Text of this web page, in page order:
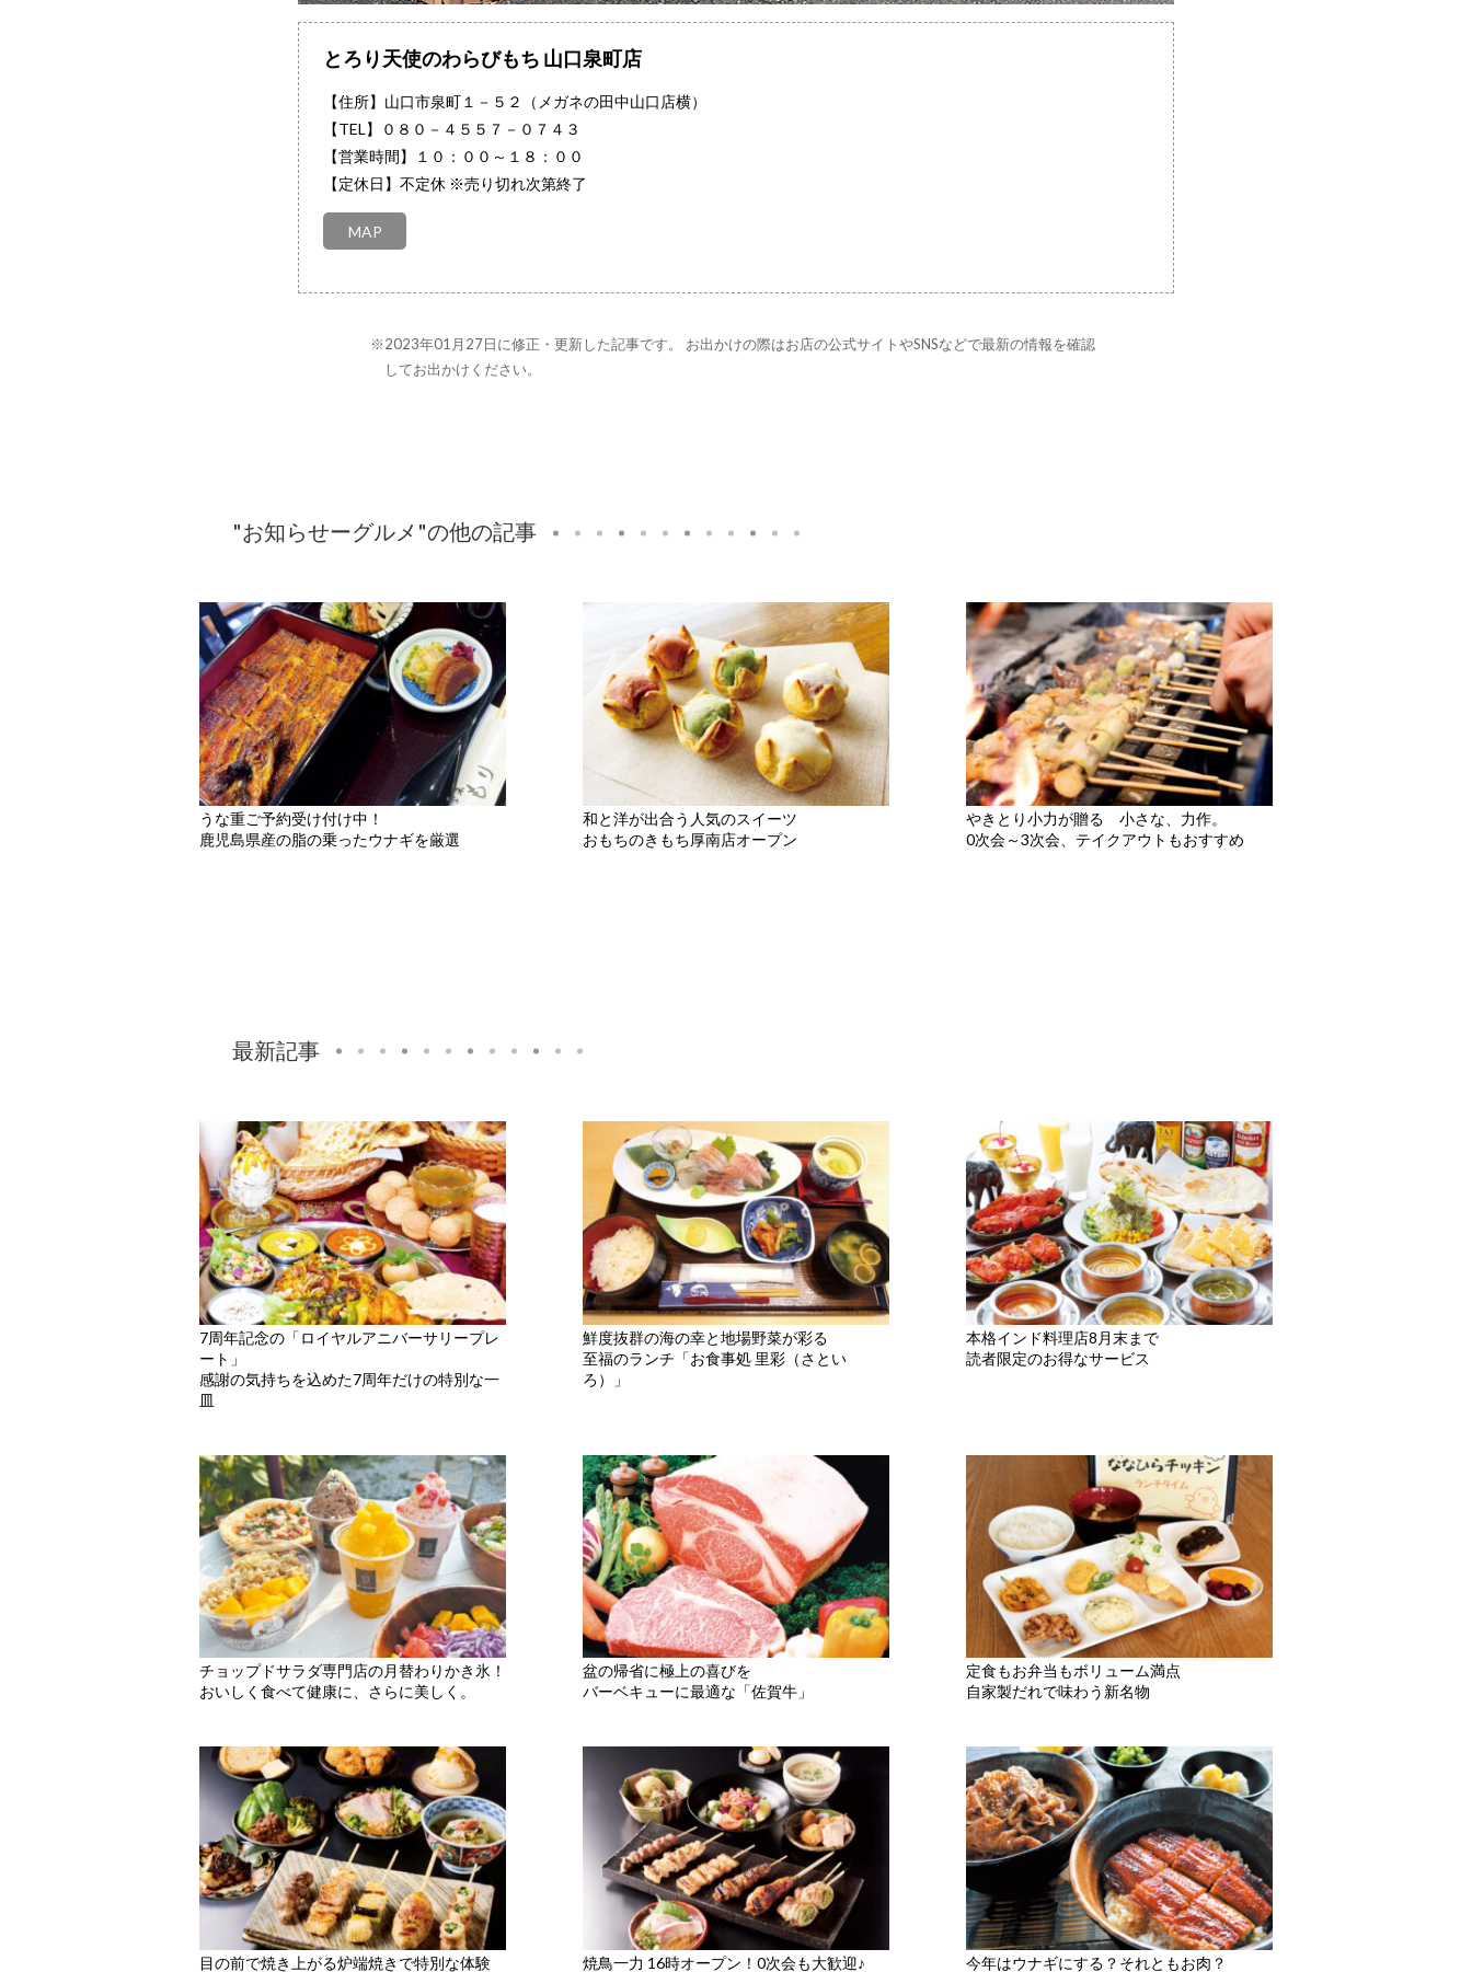
とろり天使のわらびもち 山口泉町店
【住所】山口市泉町１－５２（メガネの田中山口店横）
【TEL】
０８０－４５５７－０７４３
【営業時間】１０：００～１８：００
【定休日】不定休 ※売り切れ次第終了
MAP
※2023年01月27日に修正・更新した記事です。 お出かけの際はお店の公式サイトやSNSなどで最新の情報を確認
してお出かけください。
"お知らせーグルメ"の他の記事
うな重ご予約受け付け中！
鹿児島県産の脂の乗ったウナギを厳選
和と洋が出合う人気のスイーツ
おもちのきもち厚南店オープン
やきとり小力が贈る 小さな、力作。
0次会～3次会、テイクアウトもおすすめ
最新記事
7周年記念の「ロイヤルアニバーサリープレ
ート」
感謝の気持ちを込めた7周年だけの特別な一
皿
鮮度抜群の海の幸と地場野菜が彩る
至福のランチ「お食事処 里彩（さとい
ろ）」
本格インド料理店8月末まで
読者限定のお得なサービス
チョップドサラダ専門店の月替わりかき氷！
おいしく食べて健康に、さらに美しく。
盆の帰省に極上の喜びを
バーベキューに最適な「佐賀牛」
定食もお弁当もボリューム満点
自家製だれで味わう新名物
目の前で焼き上がる炉端焼きで特別な体験 焼鳥一力 16時オープン！0次会も大歓迎♪ 今年はウナギにする？それともお肉？